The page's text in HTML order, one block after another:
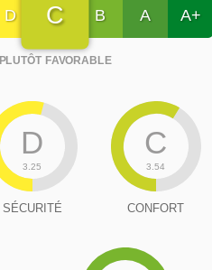
D C
PLUTÔT FAVORABLE
B A A+
D
3.25
SÉCURITÉ
C
3.54
CONFORT